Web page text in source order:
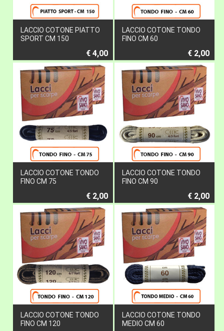
LACCIO COTONE PIATTO
SPORT CM 150
€ 4,00
LACCIO COTONE TONDO
FINO CM 60
€ 2,00
LACCIO COTONE TONDO
FINO CM 75
€ 2,00
LACCIO COTONE TONDO
FINO CM 90
€ 2,00
LACCIO COTONE TONDO
FINO CM 120
LACCIO COTONE TONDO
MEDIO CM 60